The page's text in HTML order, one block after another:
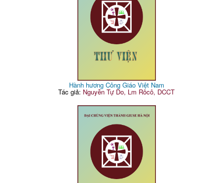
Hành hương Công Giáo Việt Nam
Tác giả: Nguyễn Tự Do, Lm Rôcô, DCCT